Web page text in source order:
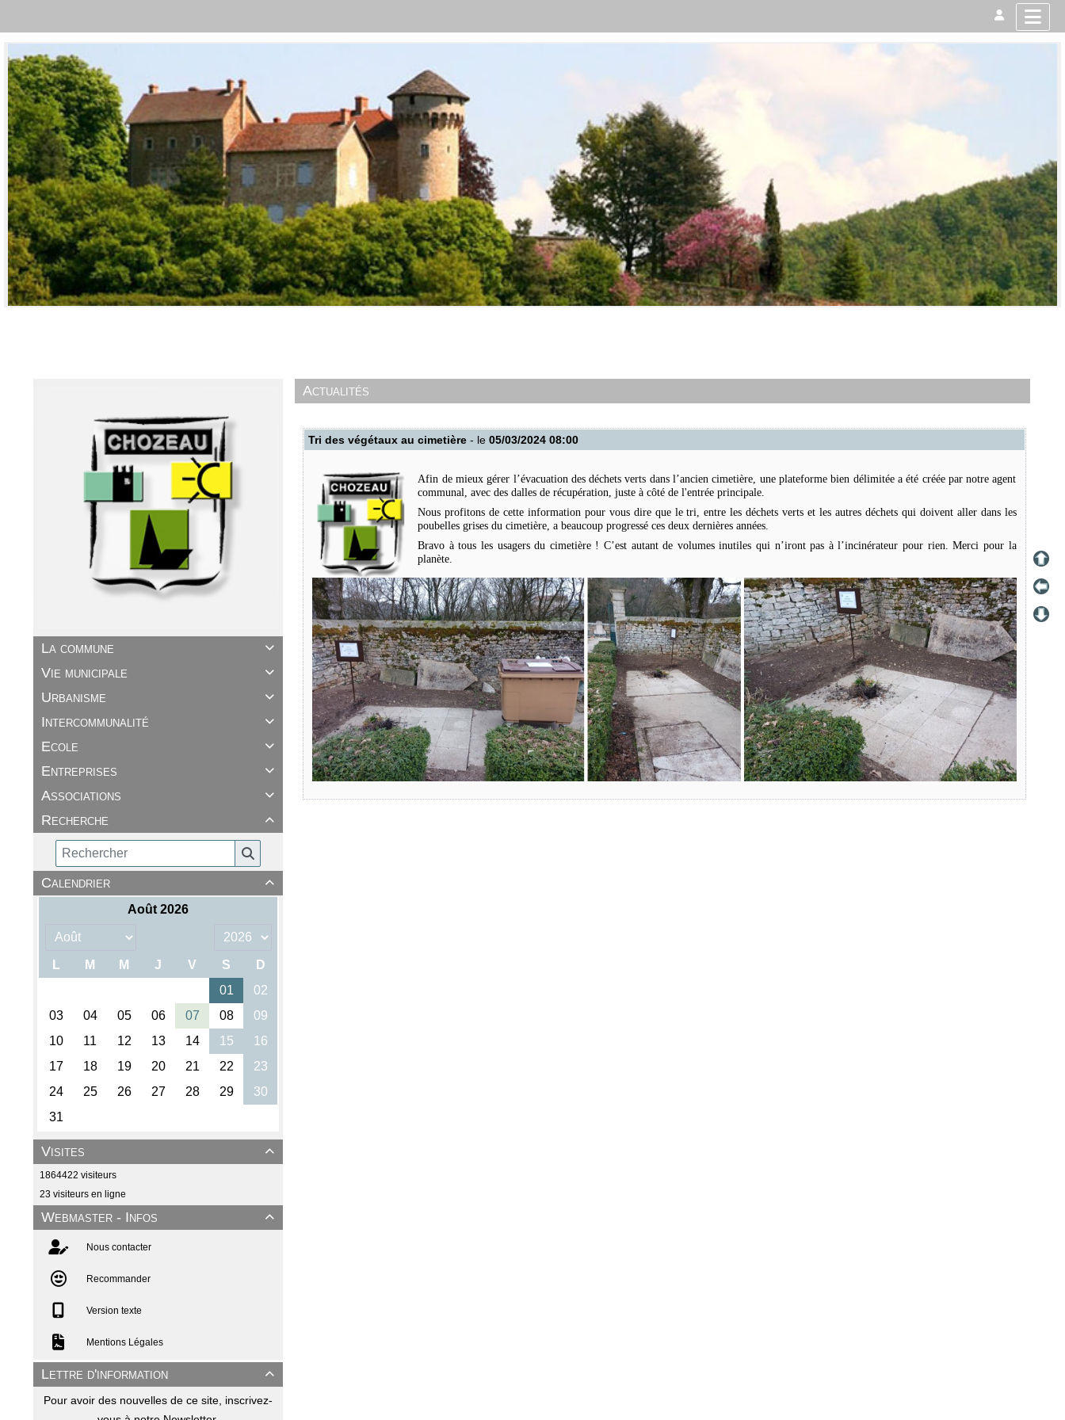

La commune

Vie municipale

Urbanisme

Intercommunalité

Ecole

Entreprises

Associations

Recherche

Calendrier

Visites
1864422 visiteurs
23 visiteurs en ligne

Webmaster - Infos
Nous contacter
Recommander
Version texte
Mentions Légales

Lettre d'information
Pour avoir des nouvelles de ce site, inscrivez-
Actualités
Tri des végétaux au cimetière - le 05/03/2024 08:00
Afin de mieux gérer l’évacuation des déchets verts dans l’ancien cimetière, une plateforme bien délimitée a été créée par notre agent
communal, avec des dalles de récupération, juste à côté de l'entrée principale.
Nous profitons de cette information pour vous dire que le tri, entre les déchets verts et les autres déchets qui doivent aller dans les
poubelles grises du cimetière, a beaucoup progressé ces deux dernières années.
Bravo à tous les usagers du cimetière ! C’est autant de volumes inutiles qui n’iront pas à l’incinérateur pour rien. Merci pour la
planète.